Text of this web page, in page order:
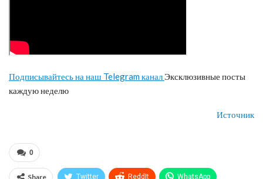
Подписывайтесь на наш Telegram каналЭксклюзивные посты
каждую неделю
Источник
0
Share Twitter ReddIt WhatsApp